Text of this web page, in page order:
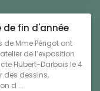
de fin d'année
de Mme Périgot ont
de l’exposition
Hubert-Darbois le 4
des dessins,
d ...